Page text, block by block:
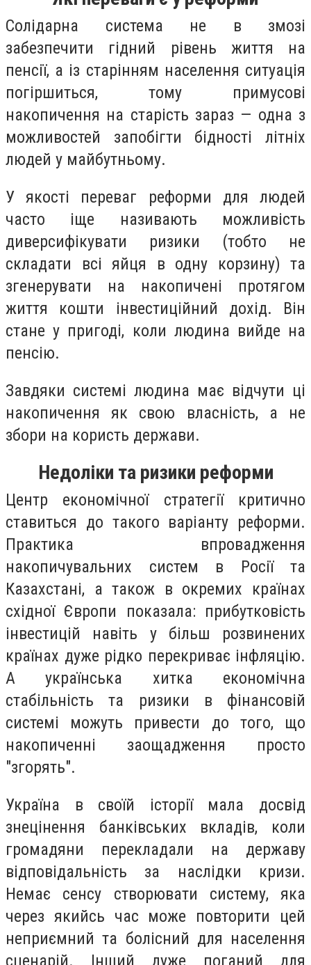
Солідарна система не в змозі
забезпечити гідний рівень життя на
пенсії, а із старінням населення ситуація
погіршиться, тому примусові
накопичення на старість зараз — одна з
можливостей запобігти бідності літніх
людей у майбутньому.
У якості переваг реформи для людей
часто іще називають можливість
диверсифікувати ризики (тобто не
складати всі яйця в одну корзину) та
згенерувати на накопичені протягом
життя кошти інвестиційний дохід. Він
стане у пригоді, коли людина вийде на
пенсію.
Завдяки системі людина має відчути ці
накопичення як свою власність, а не
збори на користь держави.
Недоліки та ризики реформи
Центр економічної стратегії критично
ставиться до такого варіанту реформи.
Практика впровадження
накопичувальних систем в Росії та
Казахстані, а також в окремих країнах
східної Європи показала: прибутковість
інвестицій навіть у більш розвинених
країнах дуже рідко перекриває інфляцію.
А українська хитка економічна
стабільність та ризики в фінансовій
системі можуть привести до того, що
накопиченні заощадження просто
"згорять".
Україна в своїй історії мала досвід
знецінення банківських вкладів, коли
громадяни перекладали на державу
відповідальність за наслідки кризи.
Немає сенсу створювати систему, яка
через якийсь час може повторити цей
неприємний та болісний для населення
сценарій. Інший дуже поганий для